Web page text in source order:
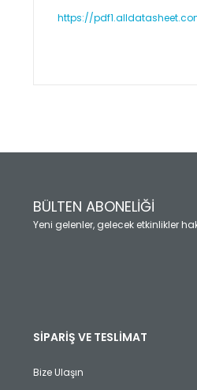
https://
Ürün açıklamasında
Ürün fiyatı diğer
Bu ürüne benzer farklı
BÜLTEN ABONELİĞİ
Yeni gelenler, gelecek etkinlikler
SİPARİŞ VE TESLİMAT
Bize Ulaşın